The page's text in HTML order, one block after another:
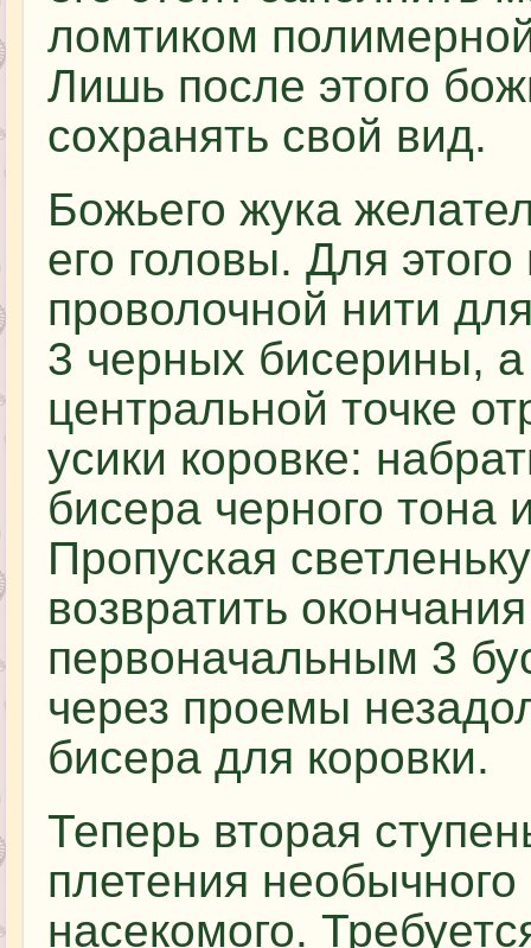
ломтиком
Лишь после этого
сохранять свой вид.
Божьего жука
его головы. Для этого
проволочной нити
3 черных бисерины,
центральной точке
усики коровке:
бисера черного тона
Пропуская
возвратить
первоначальным 3
через проемы
бисера для коровки.
Теперь вторая
плетения необычного
насекомого.